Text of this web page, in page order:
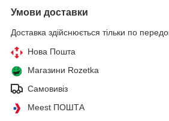
Умови доставки
Доставка здійснюється тільки по
Нова Пошта
Магазини Rozetka
Самовивіз
Meest ПОШТА